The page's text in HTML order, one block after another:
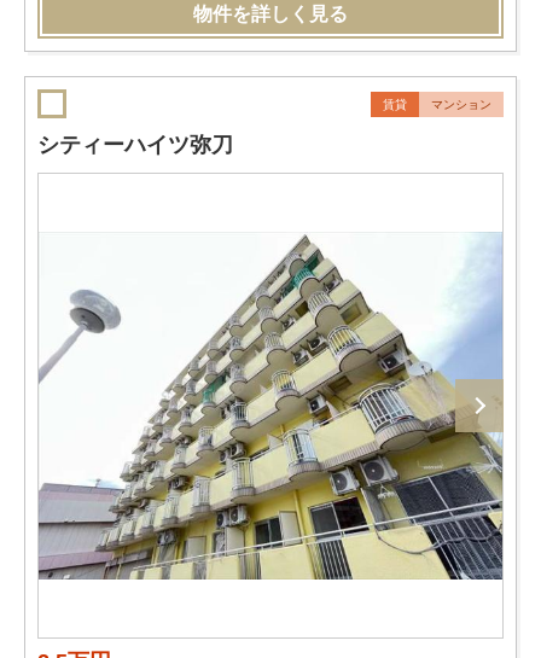
物件を詳しく見る
賃貸 マンション
シティーハイツ弥刀